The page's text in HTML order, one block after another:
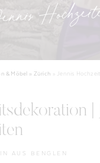
& Möbel » Zürich Jennis
|
AUS BENGLEN